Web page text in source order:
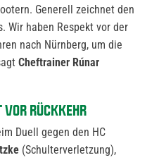
Generell zeichnet den
Wir haben Respekt vor der
nach Nürnberg, um die
Cheftrainer Rúnar
RÜCKKEHR
Duell gegen den HC
(Schulterverletzung),